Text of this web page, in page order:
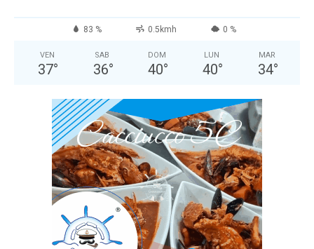
83 % 0.5kmh 0 %
VEN
37°
SAB
36°
DOM
40°
LUN
40°
MAR
34°